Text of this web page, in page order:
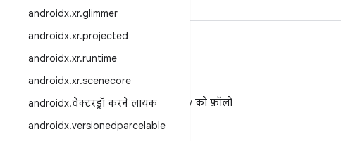
androidx.xr.glimmer
androidx.xr.projected
androidx.xr.runtime
androidx.xr.scenecore
androidx.वेक्टरड्रॉ करने लायक
androidx.versionedparcelable
X पर @AndroidDev को फ़ॉलो